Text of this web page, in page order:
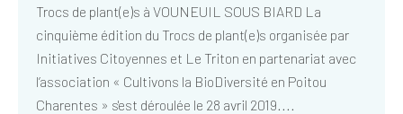
Trocs de plant(e)s à VOUNEUIL SOUS BIARD La
cinquième édition du Trocs de plant(e)s organisée par
Initiatives Citoyennes et Le Triton en partenariat avec
l’association « Cultivons la BioDiversité en Poitou
Charentes » s'est déroulée le 28 avril 2019....